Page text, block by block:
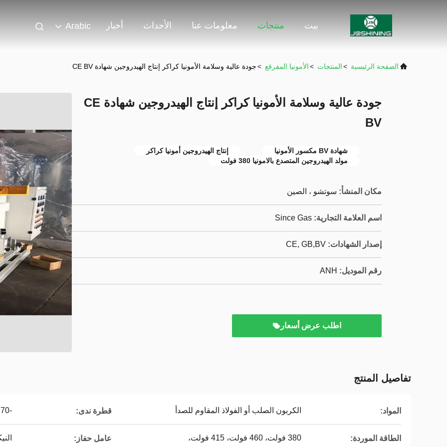
بيت منتجات معلومات عنا الأحداث أخبار Arabic
الصفحة الرئيسية >المنتجات >الأمونيا المفرقع >جودة عالية وسلامة الأمونيا كراكر إنتاج الهيدروجين شهادة CE BV
جودة عالية وسلامة الأمونيا كراكر إنتاج الهيدروجين شهادة CE
BV
شهادة BV مكسور الأمونيا
إنتاج الهيدروجين أمونيا كراكر
مولد الهيدروجين المتصدع بالامونيا 380 فولت
مكان المنشأ: سوتشو ، الصين
اسم العلامة التجارية: Since Gas
إصدار الشهادات: CE, GB,BV
رقم الموديل: ANH
اطلب عرض أسعار
تفاصيل المنتج
المواد: الكربون الصلب أو الفولاذ المقاوم للصدأ قطرة ندى: -70 ℃
الطاقة الموردة: 380 فولت، 460 فولت، 415 فولت، عامل حفاز: